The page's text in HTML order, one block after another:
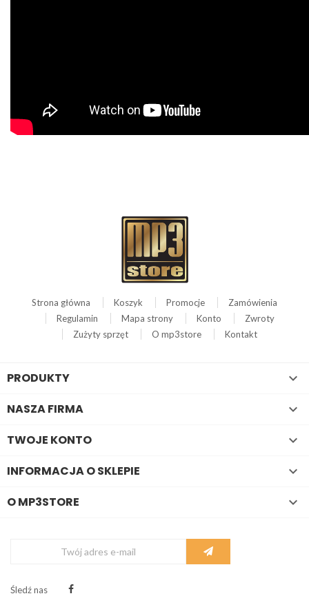
Strona główna Koszyk Promocje
Zamówienia
Regulamin
Mapa strony Konto
Zwroty
Zużyty sprzęt
O mp3store Kontakt
PRODUKTY 
NASZA FIRMA 
TWOJE KONTO 
INFORMACJA O SKLEPIE 
O MP3STORE 
Śledź nas